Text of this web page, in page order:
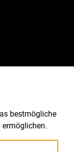
bestmögliche
ermöglichen.